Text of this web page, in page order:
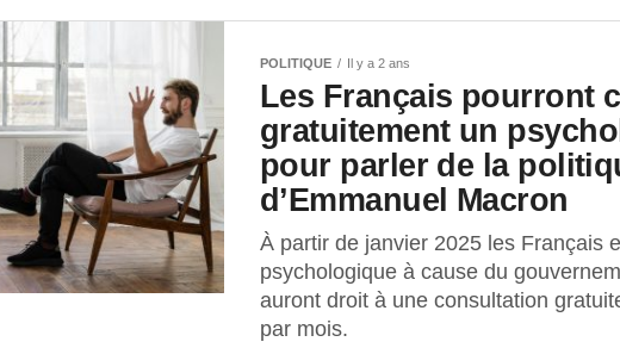
POLITIQUE Il y a 2 ans
Les Français pourront
gratuitement un
pour parler de la
d’Emmanuel Macron
À partir de janvier 2025 les Français
psychologique à cause du
auront droit à une consultation
par mois.